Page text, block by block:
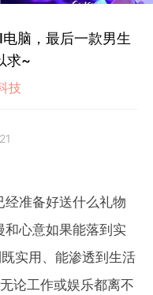
脑，最后一款男生
求~
技
而遇。准备好送什么礼物
和心意如果能落到实
实用、能渗透到生活
论工作或娱乐都离不